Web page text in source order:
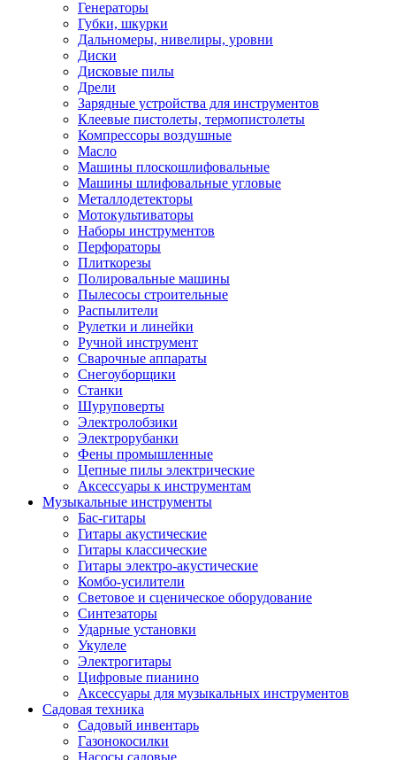
Генераторы
Губки, шкурки
Дальномеры, нивелиры, уровни
Диски
Дисковые пилы
Дрели
Зарядные устройства для инструментов
Клеевые пистолеты, термопистолеты
Компрессоры воздушные
Масло
Машины плоскошлифовальные
Машины шлифовальные угловые
Металлодетекторы
Мотокультиваторы
Наборы инструментов
Перфораторы
Плиткорезы
Полировальные машины
Пылесосы строительные
Распылители
Рулетки и линейки
Ручной инструмент
Сварочные аппараты
Снегоуборщики
Станки
Шуруповерты
Электролобзики
Электрорубанки
Фены промышленные
Цепные пилы электрические
Аксессуары к инструментам
Музыкальные инструменты
Бас-гитары
Гитары акустические
Гитары классические
Гитары электро-акустические
Комбо-усилители
Световое и сценическое оборудование
Синтезаторы
Ударные установки
Укулеле
Электрогитары
Цифровые пианино
Аксессуары для музыкальных инструментов
Садовая техника
Садовый инвентарь
Газонокосилки